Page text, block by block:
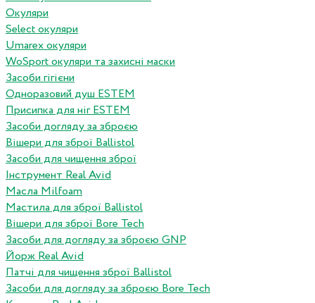
Окуляри
Select окуляри
Umarex окуляри
WoSport окуляри та захисні маски
Засоби гігієни
Одноразовий душ ESTEM
Присипка для ніг ESTEM
Засоби догляду за зброєю
Вішери для зброї Ballistol
Засоби для чищення зброї
Інструмент Real Avid
Масла Milfoam
Мастила для зброї Ballistol
Вішери для зброї Bore Tech
Засоби для догляду за зброєю GNP
Йорж Real Avid
Патчі для чищення зброї Ballistol
Засоби для догляду за зброєю Bore Tech